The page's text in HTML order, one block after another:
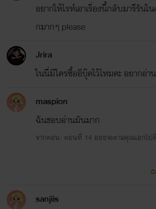
ออย เด็กสาวอายุ19 ปีจากบ้าน
ทำการศึกษาต่อ เธอต้องการเงินไป
แม่ที่ต่างจังหวัด เธอจึงตัดสินใจเป็นนัก
อยากให้ไรท์เอาเรื่องนี้กลับมารีรันใ
กมากๆ please
Jrira
ในนี่มีใครซื้ออีบุ๊คไว้ไหมคะ อยากอ่า
maspion
ฉันชอบอ่านมันมาก
จากตอน: ตอนที่ 14 ออยจะตามคุณเอกไป
sanjiis